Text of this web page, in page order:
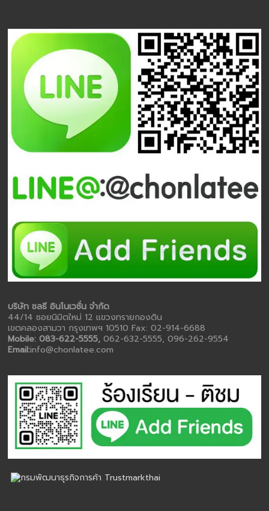
บริษัท ชลธี อินโนเวชั่น จำกัด
44/14 ซอยนิมิตใหม่ 12 แขวงทรายกองดิน
เขตคลองสามวา กรุงเทพฯ 10510 Fax: 02-914-6688
Mobile: 083-622-5555,062-632-5555, 096-262-9554
Email:info@chonlatee.com